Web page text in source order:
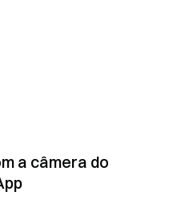
a câmera do